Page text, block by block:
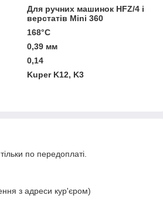
Для ручних машинок HFZ/4 і
верстатів Mini 360
168°C
0,39 мм
0,14
Kuper K12, K3
по передоплаті.
з адреси кур'єром)